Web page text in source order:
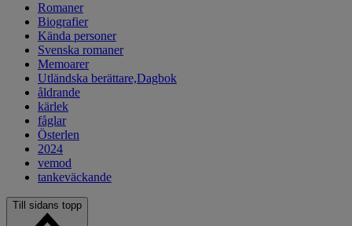
Romaner
Biografier
Kända personer
Svenska romaner
Memoarer
Utländska berättare,Dagbok
åldrande
kärlek
fåglar
Österlen
2024
vemod
tankeväckande
Till sidans topp